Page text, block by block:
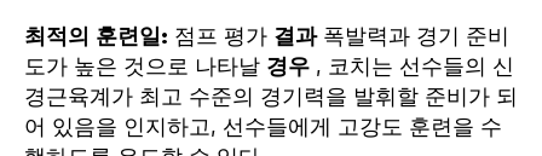
최적의 훈련일: 점프 평가 결과 폭발력과 경기 준비
도가 높은 것으로 나타날 경우 , 코치는 선수들의 신
경근육계가 최고 수준의 경기력을 발휘할 준비가 되
어 있음을 인지하고, 선수들에게 고강도 훈련을 수